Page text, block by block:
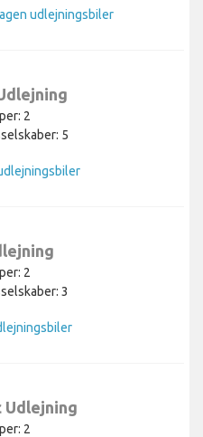
udlejningsbiler
2
5
2
3
Udlejning
2